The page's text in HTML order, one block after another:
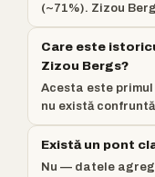
(~71%). Zizou
Care este
Zizou Bergs?
Acesta este
nu există
Există un pont
Nu — datele